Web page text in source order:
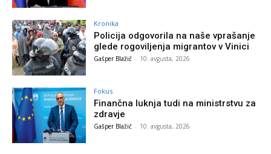
Kronika
Policija odgovorila na naše vprašanje
glede rogoviljenja migrantov v Vinici
Gašper Blažič - 10. avgusta, 2026
Fokus
Finančna luknja tudi na ministrstvu za
zdravje
Gašper Blažič - 10. avgusta, 2026